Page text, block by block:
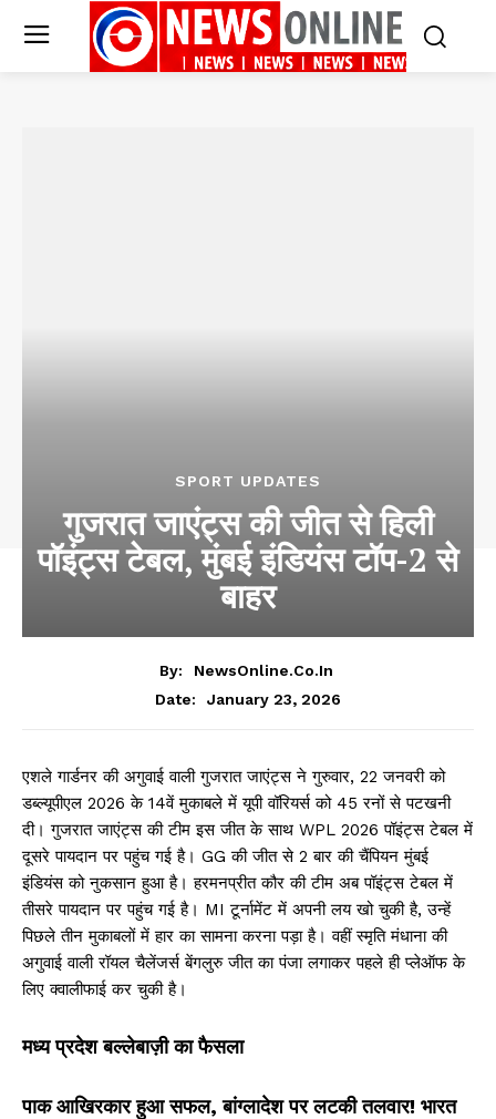
SPORT UPDATES
गुजरात जाएंट्स की जीत से हिली
पॉइंट्स टेबल, मुंबई इंडियंस टॉप-2 से
बाहर
By:
NewsOnline.co.in
Date:
January 23, 2026
एशले गार्डनर की अगुवाई वाली गुजरात जाएंट्स ने गुरुवार, 22 जनवरी को
डब्ल्यूपीएल 2026 के 14वें मुकाबले में यूपी वॉरियर्स को 45 रनों से पटखनी
दी। गुजरात जाएंट्स की टीम इस जीत के साथ WPL 2026 पॉइंट्स टेबल में
दूसरे पायदान पर पहुंच गई है। GG की जीत से 2 बार की चैंपियन मुंबई
इंडियंस को नुकसान हुआ है। हरमनप्रीत कौर की टीम अब पॉइंट्स टेबल में
तीसरे पायदान पर पहुंच गई है। MI टूर्नामेंट में अपनी लय खो चुकी है, उन्हें
पिछले तीन मुकाबलों में हार का सामना करना पड़ा है। वहीं स्मृति मंधाना की
अगुवाई वाली रॉयल चैलेंजर्स बेंगलुरु जीत का पंजा लगाकर पहले ही प्लेऑफ के
लिए क्वालीफाई कर चुकी है।
मध्य प्रदेश बल्लेबाज़ी का फैसला
पाक आखिरकार हुआ सफल, बांग्लादेश पर लटकी तलवार! भारत